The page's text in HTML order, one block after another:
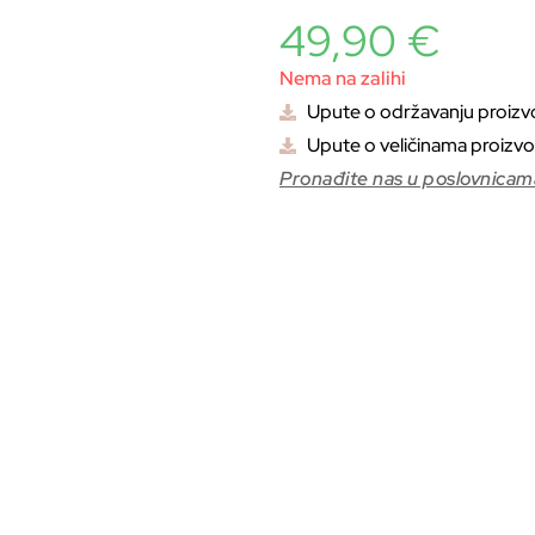
49,90 €
Nema na zalihi
Upute o održavanju
Upute o veličinama
Pronađite nas u